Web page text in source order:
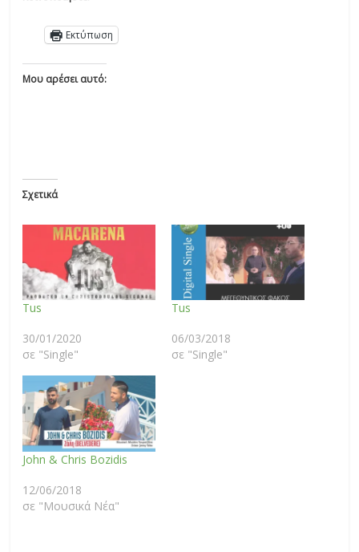
Εκτύπωση
Μου αρέσει αυτό:
Σχετικά
Tus
30/01/2020
σε "Single"
Tus
06/03/2018
σε "Single"
John & Chris Bozidis
12/06/2018
σε "Μουσικά Νέα"